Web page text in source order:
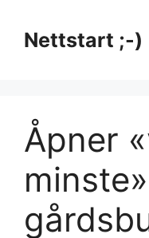
innholdNettstart ;-)
Åpner
minste»